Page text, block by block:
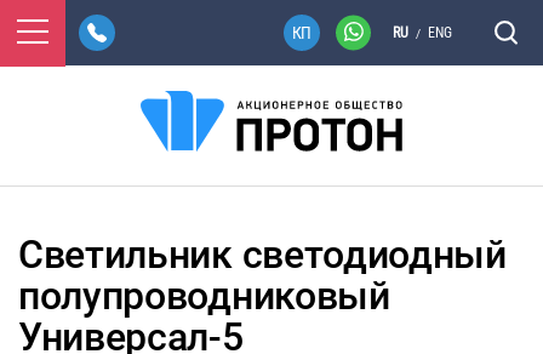
RU / ENG
Светильник светодиодный
полупроводниковый
Универсал-5